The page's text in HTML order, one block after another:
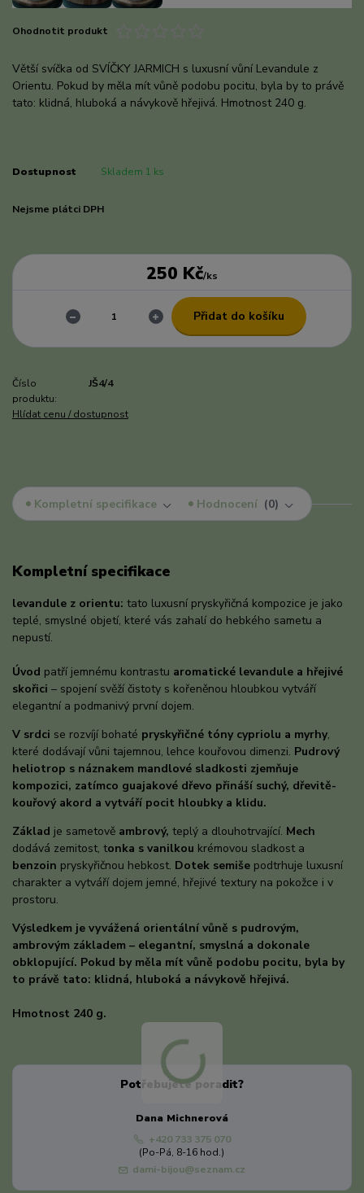
Ohodnotit produkt
Větší svíčka od SVÍČKY JARMICH s luxusní vůní Levandule z
Orientu. Pokud by měla mít vůně podobu pocitu, byla by to právě
tato: klidná, hluboká a návykově hřejivá. Hmotnost 240 g.
Dostupnost Skladem 1 ks
Nejsme plátci DPH
250 Kč/ks
Přidat do košíku
Číslo
produktu:
JŠ4/4
Hlídat cenu / dostupnost
Kompletní specifikace Hodnocení 0
Kompletní specifikace
levandule z orientu: tato luxusní pryskyřičná kompozice je jako
teplé, smyslné objetí, které vás zahalí do hebkého sametu a
nepustí.
Úvod patří jemnému kontrastu aromatické levandule a hřejivé
skořici – spojení svěží čistoty s kořeněnou hloubkou vytváří
elegantní a podmanivý první dojem.
V srdci se rozvíjí bohaté pryskyřičné tóny cypriolu a myrhy,
které dodávají vůni tajemnou, lehce kouřovou dimenzi. Pudrový
heliotrop s náznakem mandlové sladkosti zjemňuje
kompozici, zatímco guajakové dřevo přináší suchý, dřevitě-
kouřový akord a vytváří pocit hloubky a klidu.
Základ je sametově ambrový, teplý a dlouhotrvající. Mech
dodává zemitost, tonka s vanilkou krémovou sladkost a
benzoin pryskyřičnou hebkost. Dotek semiše podtrhuje luxusní
charakter a vytváří dojem jemné, hřejivé textury na pokožce i v
prostoru.
Výsledkem je vyvážená orientální vůně s pudrovým,
ambrovým základem – elegantní, smyslná a dokonale
obklopující. Pokud by měla mít vůně podobu pocitu, byla by
to právě tato: klidná, hluboká a návykově hřejivá.
Hmotnost 240 g.
Potřebujete poradit?
Dana Michnerová
+420 733 375 070
(Po-Pá, 8-16 hod.)
dami-bijou@seznam.cz